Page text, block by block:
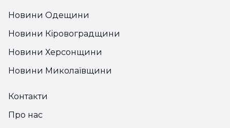
Новини Одещини
Новини Кіровоградщини
Новини Херсонщини
Новини Миколаївщини
Контакти
Про нас